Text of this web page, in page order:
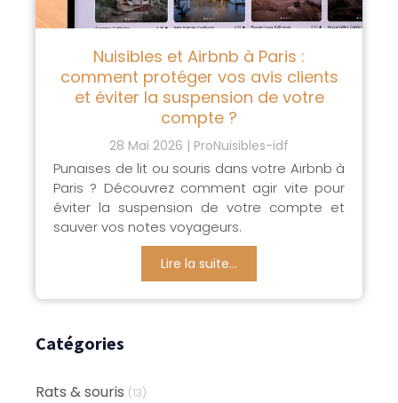
Nuisibles et Airbnb à Paris :
comment protéger vos avis clients
et éviter la suspension de votre
compte ?
28 Mai 2026 ProNuisibles-idf
Punaises de lit ou souris dans votre Airbnb à
Paris ? Découvrez comment agir vite pour
éviter la suspension de votre compte et
sauver vos notes voyageurs.
Lire la suite...
Catégories
Rats & souris (13)